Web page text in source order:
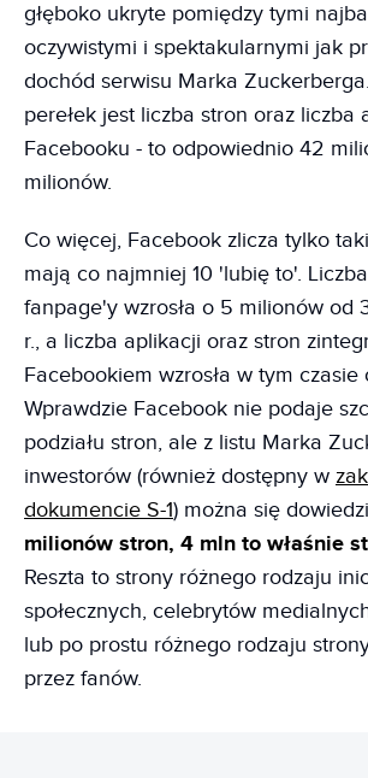
głęboko ukryte pomiędzy tymi
oczywistymi i spektakularnymi jak
dochód serwisu Marka
perełek jest liczba stron oraz liczba
Facebooku - to odpowiednio 42
milionów.
Co więcej, Facebook zlicza tylko
mają co najmniej 10 'lubię to'.
fanpage'y wzrosła o 5 milionów od
r., a liczba aplikacji oraz stron
Facebookiem wzrosła w tym czasie
Wprawdzie Facebook nie podaje
podziału stron, ale z listu Marka
inwestorów (również dostępny w
dokumencie S-1) można się
milionów stron, 4 mln to właśnie
Reszta to strony różnego rodzaju
społecznych, celebrytów
lub po prostu różnego rodzaju
przez fanów.